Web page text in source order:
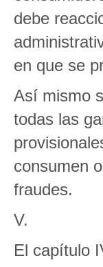
debe
en que se
Así mismo
todas las
consumen
fraudes.
V.
El capítulo